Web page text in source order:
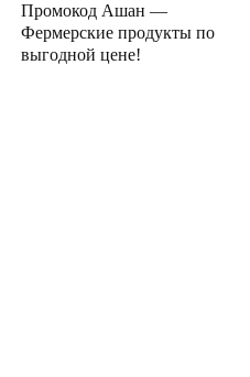
Промокод Ашан —
Фермерские продукты по
выгодной цене!